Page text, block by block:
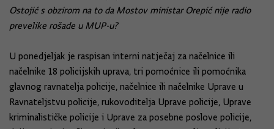
Ostojić s obzirom na to da Mostov ministar Orepić nije radio
prevelike rošade u MUP-u?
U ponedjeljak je raspisan interni natječaj za načelnice ili
načelnike 18 policijskih uprava, tri pomoćnice ili pomoćnika
glavnog ravnatelja policije, načelnice ili načelnike Uprave u
Ravnateljstvu policije, rukovoditelja Uprave policije, Uprave
kriminalističke policije i Uprave za posebne poslove policije,